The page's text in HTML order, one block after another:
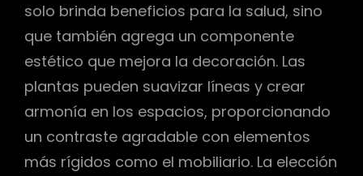
solo brinda beneficios para la salud, sino
que también agrega un componente
estético que mejora la decoración. Las
plantas pueden suavizar líneas y crear
armonía en los espacios, proporcionando
un contraste agradable con elementos
más rígidos como el mobiliario. La elección